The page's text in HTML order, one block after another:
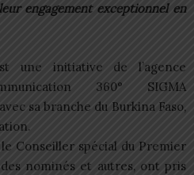
engagement exceptionnel en
une initiative de l’agence
360° SIGMA
sa branche du Burkina Faso,
Conseiller spécial du Premier
nominés et autres, ont pris